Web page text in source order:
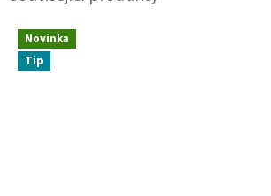
Novinka
Tip